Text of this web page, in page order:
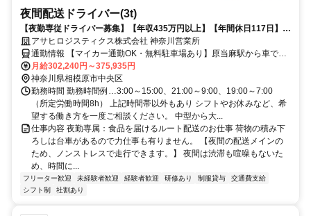
夜間配送ドライバー(3t)
【夜勤専従ドライバー募集】【年収435万円以上】【年間休日117日】
【全車両ＡT車】【普通免許があればOK】など多くの人が働きやすい環
境を整えています
アサヒロジスティクス株式会社 神奈川営業所
通勤情報 【マイカー通勤OK・無料駐車場あり】原当麻駅から車で8
分、上溝駅から車で15分、相模大野駅から車で35分
月給302,240円～375,935円
神奈川県相模原市中央区
勤務時間 勤務時間例…3:00～15:00、21:00～9:00、19:00～7:00
（所定労働時間8h） 上記時間帯以外もあり シフトやお休みなど、希
望する働き方を一度ご相談ください。 中型から大...
仕事内容 夜勤専属：食品を届けるルート配送のお仕事 荷物の積み下
ろしは台車があるので力仕事も有りません。 【夜間の配送メインの
ため、ノンストレスで走行できます。】 夜間は渋滞も喧噪もないた
め、時間に...
フリーター歓迎 未経験者歓迎 経験者歓迎 研修あり 制服貸与
交通費支給
シフト制
社割あり